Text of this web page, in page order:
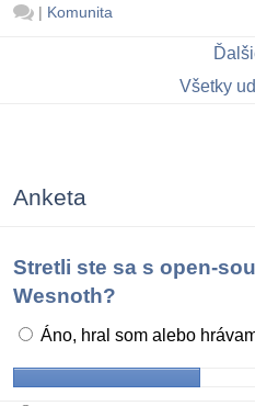
| Komunita
Všetky
Anketa
Stretli ste sa s open-
Wesnoth?
Áno, hral som alebo